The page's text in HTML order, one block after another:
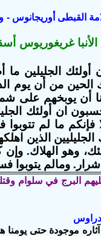
القبطى أوريجانوس -
غريغوريوس
الجليلين ما
من أن يوم
أن يوبخهم على
ان أولئك
فإنكم ما لم
الذين
وهو الهلاك. وإن
أشرار. ومالم يتوبوا
البرج في سلوام
موجودة حتى يومنا